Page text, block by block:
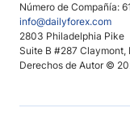
Número de Compañía:
info@dailyforex.com
2803 Philadelphia Pike
Suite B #287 Claymont,
Derechos de Autor ©